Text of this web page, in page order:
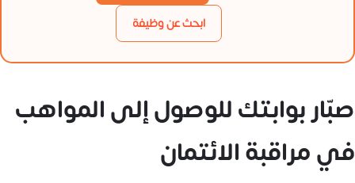
ابحث عن وظيفة
صبّار بوابتك للوصول إلى المواهب
في مراقبة الائتمان